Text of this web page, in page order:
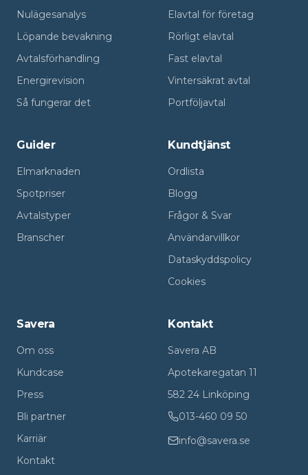
Nulägesanalys
Löpande bevakning
Avtalsförhandling
Energirevision
Så fungerar det
Elavtal för företag
Rörligt elavtal
Fast elavtal
Vintersäkrat avtal
Portföljavtal
Guider
Elmarknaden
Spotpriser
Avtalstyper
Branscher
Kundtjänst
Ordlista
Blogg
Frågor & Svar
Användarvillkor
Dataskyddspolicy
Cookies
Savera
Om oss
Kundcase
Press
Bli partner
Karriär
Kontakt
Kontakt
Savera AB
Apotekaregatan 11
582 24 Linköping
013-460 09 50
info@savera.se